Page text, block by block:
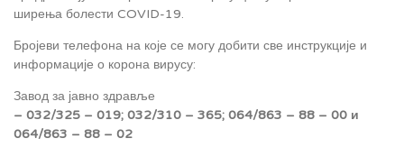
ширења болести COVID-19.
Бројеви телефона на које се могу добити све инструкције и
информације о корона вирусу:
Завод за јавно здравље
– 032/325 – 019; 032/310 – 365; 064/863 – 88 – 00 и
064/863 – 88 – 02